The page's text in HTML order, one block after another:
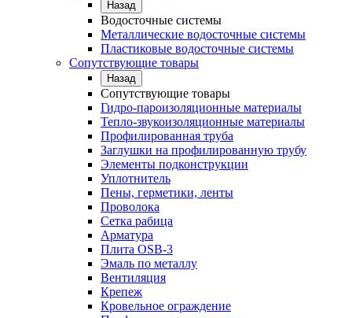
Назад
Водосточные системы
Металлические водосточные системы
Пластиковые водосточные системы
Сопутствующие товары
Назад
Сопутствующие товары
Гидро-пароизоляционные материалы
Тепло-звукоизоляционные материалы
Профилированная труба
Заглушки на профилированную трубу
Элементы подконструкции
Уплотнитель
Пены, герметики, ленты
Проволока
Сетка рабица
Арматура
Плита OSB-3
Эмаль по металлу
Вентиляция
Крепеж
Кровельное ограждение